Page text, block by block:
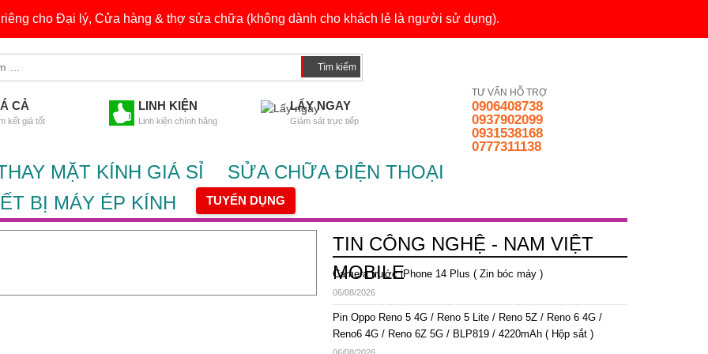
cho Đại lý, Cửa hàng & thợ sửa chữa (không dành cho khách lẻ là người sử dụng).
CẢ
kết giá tốt
LINH KIỆN
Linh kiện chính hãng
LẤY NGAY
Giám sát trực tiếp
TƯ VẤN HỖ TRỢ
0906408738
0937902099
0931538168
0777311138
MẶT KÍNH GIÁ SỈ
SỬA CHỮA ĐIỆN THOẠI
BỊ MÁY ÉP KÍNH TUYỂN DỤNG
TIN CÔNG NGHỆ - NAM VIỆT
MOBILE
Camera trước iPhone 14 Plus ( Zin bóc máy )
06/08/2026
Pin Oppo Reno 5 4G / Reno 5 Lite / Reno 5Z / Reno 6 4G /
Reno6 4G / Reno 6Z 5G / BLP819 / 4220mAh ( Hộp sắt )